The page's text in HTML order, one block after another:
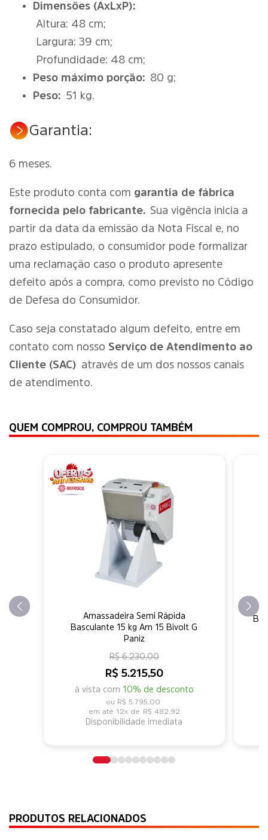
Dimensões (AxLxP):
Altura: 48 cm;
Largura: 39 cm;
Profundidade: 48 cm;
Peso máximo porção: 80 g;
Peso: 51 kg.
Garantia:
6 meses.
Este produto conta com garantia de fábrica
fornecida pelo fabricante. Sua vigência inicia a
partir da data da emissão da Nota Fiscal e, no
prazo estipulado, o consumidor pode formalizar
uma reclamação caso o produto apresente
defeito após a compra, como previsto no Código
de Defesa do Consumidor.
Caso seja constatado algum defeito, entre em
contato com nosso Serviço de Atendimento ao
Cliente (SAC) através de um dos nossos canais
de atendimento.
QUEM COMPROU, COMPROU TAMBÉM
Amassadeira Semi Rápida
Basculante 15 kg Am 15 Bivolt G
Paniz
R$ 5.215,50
à vista com 10% de desconto
R$ 6.230,00
R$ 5.795,00
12x de R$ 482,92
Disponibilidade imediata
PRODUTOS RELACIONADOS